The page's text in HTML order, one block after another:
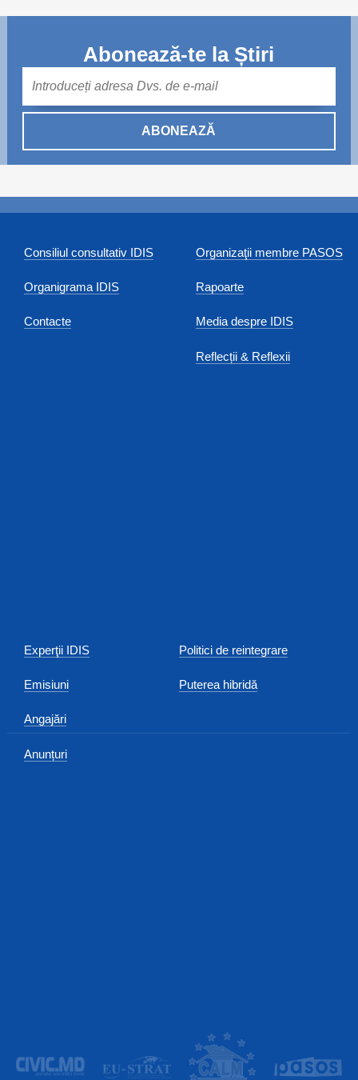
Abonează-te la Știri
ABONEAZĂ
Consiliul consultativ IDIS
Organigrama IDIS
Contacte
Organizaţii membre PASOS
Rapoarte
Media despre IDIS
Reflecții & Reflexii
Experţii IDIS
Emisiuni
Angajări
Anunțuri
Politici de reintegrare
Puterea hibridă